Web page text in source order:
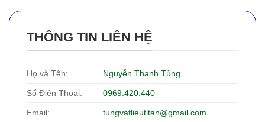
THÔNG TIN LIÊN HỆ
Họ và Tên: Nguyễn Thanh Tùng
Số Điện Thoại: 0969.420.440
Email: tungvatlieutitan@gmail.com